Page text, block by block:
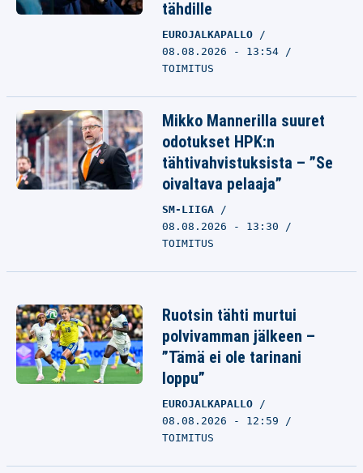
tähdille
EUROJALKAPALLO
08.08.2026 - 13:54
TOIMITUS
Mikko Mannerilla suuret
odotukset HPK:n
tähtivahvistuksista – ”Se
oivaltava pelaaja”
SM-LIIGA
08.08.2026 - 13:30
TOIMITUS
Ruotsin tähti murtui
polvivamman jälkeen –
”Tämä ei ole tarinani
loppu”
EUROJALKAPALLO
08.08.2026 - 12:59
TOIMITUS